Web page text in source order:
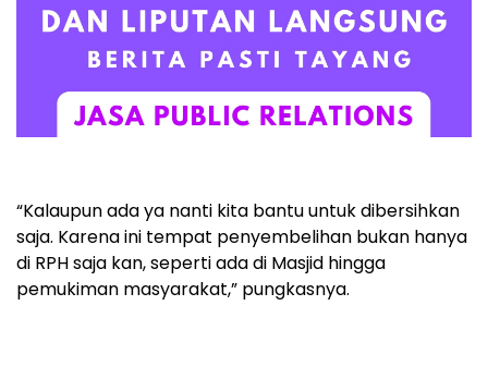
“Kalaupun ada ya nanti kita bantu untuk dibersihkan
saja. Karena ini tempat penyembelihan bukan hanya
di RPH saja kan, seperti ada di Masjid hingga
pemukiman masyarakat,” pungkasnya.